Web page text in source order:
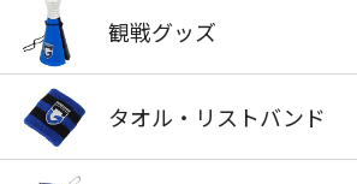
観戦グッズ
タオル・リストバンド